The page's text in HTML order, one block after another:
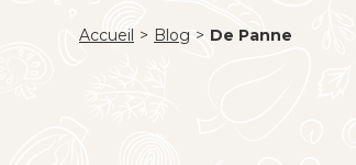
Accueil > Blog > De Panne